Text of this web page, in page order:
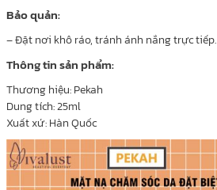
Bảo quản:
– Đặt nơi khô ráo, tránh ánh nắng trực tiếp.
Thông tin sản phẩm:
Thương hiệu: Pekah
Dung tích: 25ml
Xuất xứ: Hàn Quốc